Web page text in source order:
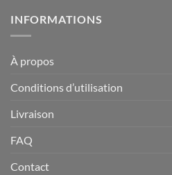
INFORMATIONS
À propos
Conditions d’utilisation
Livraison
FAQ
Contact